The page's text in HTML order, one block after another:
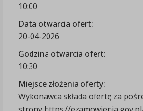
10:00
Data otwarcia ofert:
20-04-2026
Godzina otwarcia ofert:
10:30
Miejsce złożenia oferty:
Wykonawca składa ofertę za